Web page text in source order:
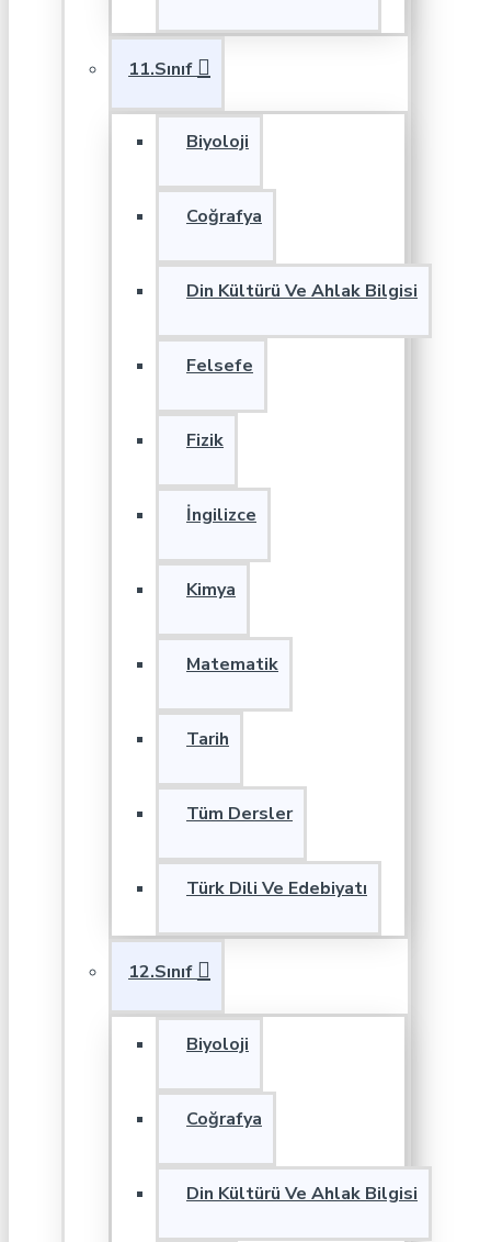
11.Sınıf
Biyoloji
Coğrafya
Din Kültürü Ve Ahlak Bilgisi
Felsefe
Fizik
İngilizce
Kimya
Matematik
Tarih
Tüm Dersler
Türk Dili Ve Edebiyatı
12.Sınıf
Biyoloji
Coğrafya
Din Kültürü Ve Ahlak Bilgisi